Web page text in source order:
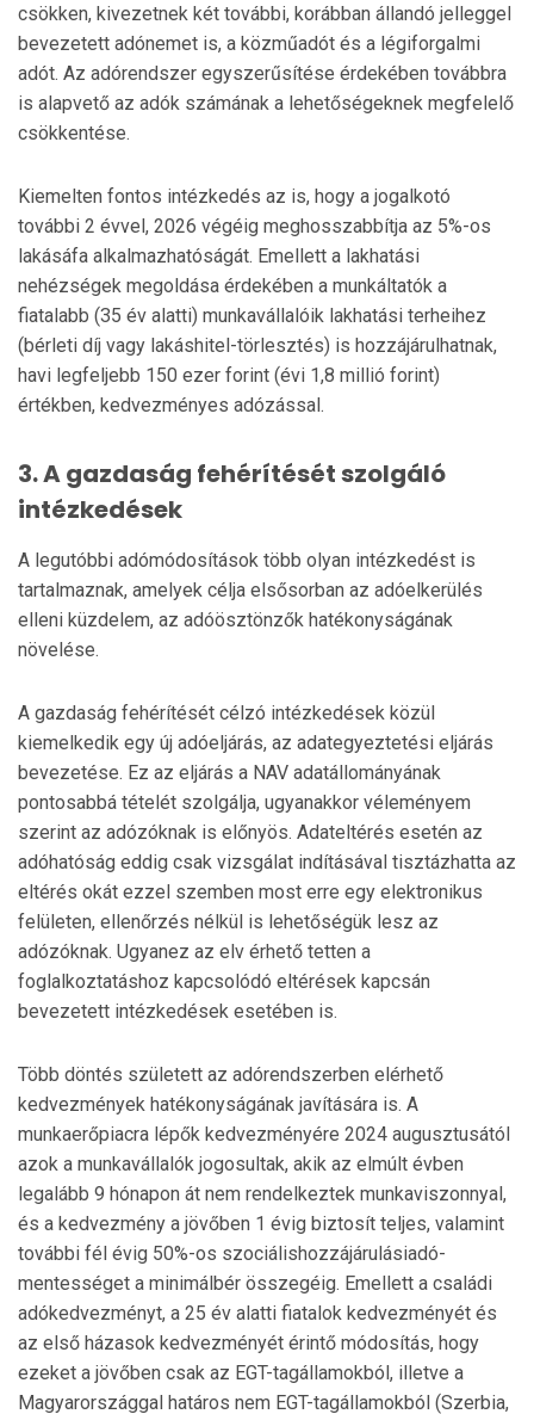
csökken, kivezetnek két további, korábban állandó jelleggel
bevezetett adónemet is, a közműadót és a légiforgalmi
adót. Az adórendszer egyszerűsítése érdekében továbbra
is alapvető az adók számának a lehetőségeknek megfelelő
csökkentése.
Kiemelten fontos intézkedés az is, hogy a jogalkotó
további 2 évvel, 2026 végéig meghosszabbítja az 5%-os
lakásáfa alkalmazhatóságát. Emellett a lakhatási
nehézségek megoldása érdekében a munkáltatók a
fiatalabb (35 év alatti) munkavállalóik lakhatási terheihez
(bérleti díj vagy lakáshitel-törlesztés) is hozzájárulhatnak,
havi legfeljebb 150 ezer forint (évi 1,8 millió forint)
értékben, kedvezményes adózással.
3. A gazdaság fehérítését szolgáló
intézkedések
A legutóbbi adómódosítások több olyan intézkedést is
tartalmaznak, amelyek célja elsősorban az adóelkerülés
elleni küzdelem, az adóösztönzők hatékonyságának
növelése.
A gazdaság fehérítését célzó intézkedések közül
kiemelkedik egy új adóeljárás, az adategyeztetési eljárás
bevezetése. Ez az eljárás a NAV adatállományának
pontosabbá tételét szolgálja, ugyanakkor véleményem
szerint az adózóknak is előnyös. Adateltérés esetén az
adóhatóság eddig csak vizsgálat indításával tisztázhatta az
eltérés okát ezzel szemben most erre egy elektronikus
felületen, ellenőrzés nélkül is lehetőségük lesz az
adózóknak. Ugyanez az elv érhető tetten a
foglalkoztatáshoz kapcsolódó eltérések kapcsán
bevezetett intézkedések esetében is.
Több döntés született az adórendszerben elérhető
kedvezmények hatékonyságának javítására is. A
munkaerőpiacra lépők kedvezményére 2024 augusztusától
azok a munkavállalók jogosultak, akik az elmúlt évben
legalább 9 hónapon át nem rendelkeztek munkaviszonnyal,
és a kedvezmény a jövőben 1 évig biztosít teljes, valamint
további fél évig 50%-os szociálishozzájárulásiadó-
mentességet a minimálbér összegéig. Emellett a családi
adókedvezményt, a 25 év alatti fiatalok kedvezményét és
az első házasok kedvezményét érintő módosítás, hogy
ezeket a jövőben csak az EGT-tagállamokból, illetve a
Magyarországgal határos nem EGT-tagállamokból (Szerbia,